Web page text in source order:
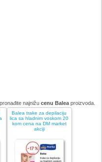
najnižucenu Balea proizvoda.
Balea trake za depilaciju
lica sa hladnim voskom 20
kom cena na DM market
akciji